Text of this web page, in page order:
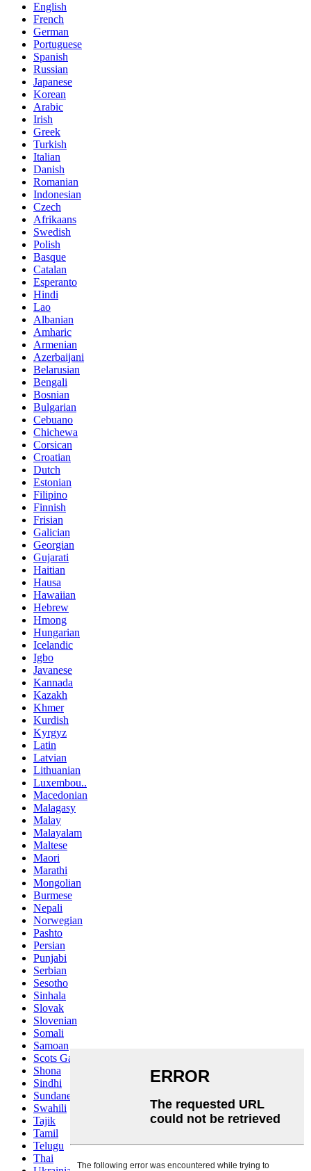
English
French
German
Portuguese
Spanish
Russian
Japanese
Korean
Arabic
Irish
Greek
Turkish
Italian
Danish
Romanian
Indonesian
Czech
Afrikaans
Swedish
Polish
Basque
Catalan
Esperanto
Hindi
Lao
Albanian
Amharic
Armenian
Azerbaijani
Belarusian
Bengali
Bosnian
Bulgarian
Cebuano
Chichewa
Corsican
Croatian
Dutch
Estonian
Filipino
Finnish
Frisian
Galician
Georgian
Gujarati
Haitian
Hausa
Hawaiian
Hebrew
Hmong
Hungarian
Icelandic
Igbo
Javanese
Kannada
Kazakh
Khmer
Kurdish
Kyrgyz
Latin
Latvian
Lithuanian
Luxembou..
Macedonian
Malagasy
Malay
Malayalam
Maltese
Maori
Marathi
Mongolian
Burmese
Nepali
Norwegian
Pashto
Persian
Punjabi
Serbian
Sesotho
Sinhala
Slovak
Slovenian
Somali
Samoan
Scots Gaelic
Shona
Sindhi
Sundanese
Swahili
Tajik
Tamil
Telugu
Thai